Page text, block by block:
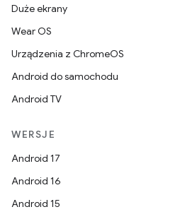
Duże ekrany
Wear OS
Urządzenia z ChromeOS
Android do samochodu
Android TV
WERSJE
Android 17
Android 16
Android 15